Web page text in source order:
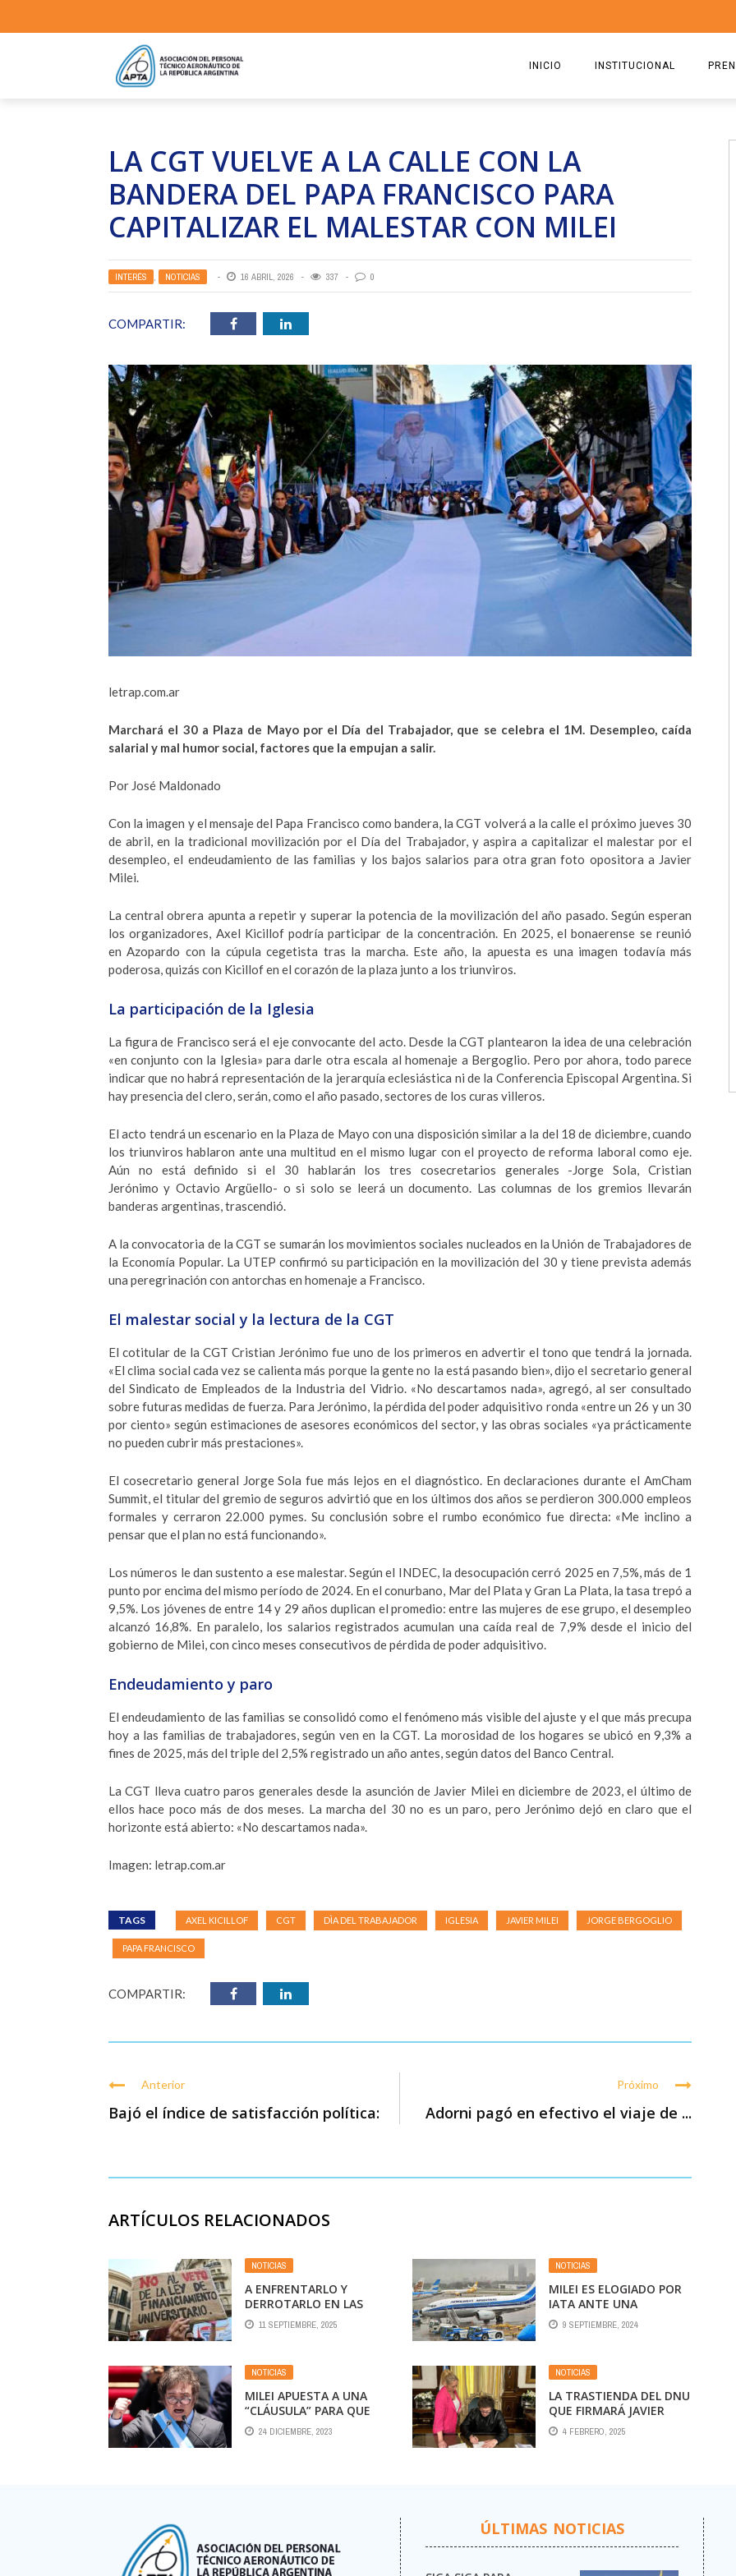
INICIO INSTITUCIONAL
COMISIÓN DIRECTIVA 2023-
RICARDO CIRIELLI
LA CGT VUELVE A LA CALLE CON LA
BANDERA DEL PAPA FRANCISCO PARA
CAPITALIZAR EL MALESTAR CON MILEI
INTERÉS , NOTICIAS 16 ABRIL, 2026 337 0
COMPARTIR:
letrap.com.ar
Marchará el 30 a Plaza de Mayo por el Día del Trabajador, que se celebra el 1M. Desempleo, caída
salarial y mal humor social, factores que la empujan a salir.
Por José Maldonado
Con la imagen y el mensaje del Papa Francisco como bandera, la CGT volverá a la calle el próximo jueves 30
de abril, en la tradicional movilización por el Día del Trabajador, y aspira a capitalizar el malestar por el
desempleo, el endeudamiento de las familias y los bajos salarios para otra gran foto opositora a Javier
Milei.
La central obrera apunta a repetir y superar la potencia de la movilización del año pasado. Según esperan
los organizadores, Axel Kicillof podría participar de la concentración. En 2025, el bonaerense se reunió
en Azopardo con la cúpula cegetista tras la marcha. Este año, la apuesta es una imagen todavía más
poderosa, quizás con Kicillof en el corazón de la plaza junto a los triunviros.
La participación de la Iglesia
La figura de Francisco será el eje convocante del acto. Desde la CGT plantearon la idea de una celebración
«en conjunto con la Iglesia» para darle otra escala al homenaje a Bergoglio. Pero por ahora, todo parece
indicar que no habrá representación de la jerarquía eclesiástica ni de la Conferencia Episcopal Argentina. Si
hay presencia del clero, serán, como el año pasado, sectores de los curas villeros.
El acto tendrá un escenario en la Plaza de Mayo con una disposición similar a la del 18 de diciembre, cuando
los triunviros hablaron ante una multitud en el mismo lugar con el proyecto de reforma laboral como eje.
Aún no está definido si el 30 hablarán los tres cosecretarios generales -Jorge Sola, Cristian
Jerónimo y Octavio Argüello- o si solo se leerá un documento. Las columnas de los gremios llevarán
banderas argentinas, trascendió.
A la convocatoria de la CGT se sumarán los movimientos sociales nucleados en la Unión de Trabajadores de
la Economía Popular. La UTEP confirmó su participación en la movilización del 30 y tiene prevista además
una peregrinación con antorchas en homenaje a Francisco.
El malestar social y la lectura de la CGT
El cotitular de la CGT Cristian Jerónimo fue uno de los primeros en advertir el tono que tendrá la jornada.
«El clima social cada vez se calienta más porque la gente no la está pasando bien», dijo el secretario general
del Sindicato de Empleados de la Industria del Vidrio. «No descartamos nada», agregó, al ser consultado
sobre futuras medidas de fuerza. Para Jerónimo, la pérdida del poder adquisitivo ronda «entre un 26 y un 30
por ciento» según estimaciones de asesores económicos del sector, y las obras sociales «ya prácticamente
no pueden cubrir más prestaciones».
El cosecretario general Jorge Sola fue más lejos en el diagnóstico. En declaraciones durante el AmCham
Summit, el titular del gremio de seguros advirtió que en los últimos dos años se perdieron 300.000 empleos
formales y cerraron 22.000 pymes. Su conclusión sobre el rumbo económico fue directa: «Me inclino a
pensar que el plan no está funcionando».
Los números le dan sustento a ese malestar. Según el INDEC, la desocupación cerró 2025 en 7,5%, más de 1
punto por encima del mismo período de 2024. En el conurbano, Mar del Plata y Gran La Plata, la tasa trepó a
9,5%. Los jóvenes de entre 14 y 29 años duplican el promedio: entre las mujeres de ese grupo, el desempleo
alcanzó 16,8%. En paralelo, los salarios registrados acumulan una caída real de 7,9% desde el inicio del
gobierno de Milei, con cinco meses consecutivos de pérdida de poder adquisitivo.
Endeudamiento y paro
El endeudamiento de las familias se consolidó como el fenómeno más visible del ajuste y el que más precupa
hoy a las familias de trabajadores, según ven en la CGT. La morosidad de los hogares se ubicó en 9,3% a
fines de 2025, más del triple del 2,5% registrado un año antes, según datos del Banco Central.
La CGT lleva cuatro paros generales desde la asunción de Javier Milei en diciembre de 2023, el último de
ellos hace poco más de dos meses. La marcha del 30 no es un paro, pero Jerónimo dejó en claro que el
horizonte está abierto: «No descartamos nada».
Imagen: letrap.com.ar
TAGS AXEL KICILLOF CGT DÌA DEL TRABAJADOR IGLESIA JAVIER MILEI JORGE BERGOGLIO
PAPA FRANCISCO
COMPARTIR:
Anterior
Bajó el índice de satisfacción política:
Próximo
Adorni pagó en efectivo el viaje de ...
ARTÍCULOS RELACIONADOS
NOTICIAS
A ENFRENTARLO Y
DERROTARLO EN LAS
CALLES.
11 SEPTIEMBRE, 2025
NOTICIAS
MILEI ES ELOGIADO POR
IATA ANTE UNA
“TRANSFORMACIÓN
HISTÓRICA”
9 SEPTIEMBRE, 2024
NOTICIAS
MILEI APUESTA A UNA
“CLÁUSULA” PARA QUE
LAS EMPRESAS DEL
ESTADO PASEN A SUS
24 DICIEMBRE, 2023
NOTICIAS
LA TRASTIENDA DEL DNU
QUE FIRMARÁ JAVIER
MILEI PARA ELIMINAR O
FUSIONAR MÁS DE 50
4 FEBRERO, 2025
ÚLTIMAS NOTICIAS